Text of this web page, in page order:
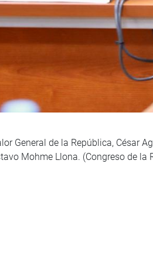
General de la República, César
Mohme Llona. (Congreso de la